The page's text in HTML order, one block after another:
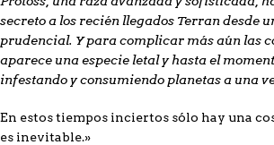
secreto a los recién llegados Terran desde
prudencial. Y para complicar más aún las
aparece una especie letal y hasta el
infestando y consumiendo planetas a una
En estos tiempos inciertos sólo hay una
es inevitable.»